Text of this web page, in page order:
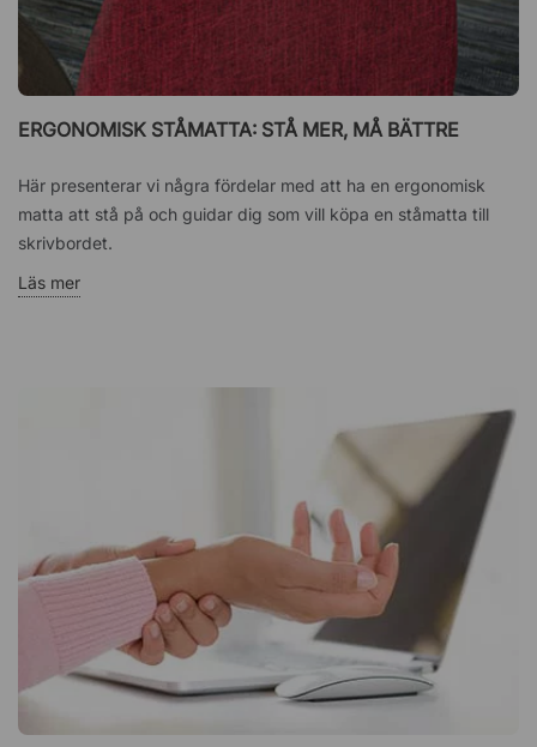
ERGONOMISK STÅMATTA: STÅ MER, MÅ BÄTTRE
Här presenterar vi några fördelar med att ha en ergonomisk
matta att stå på och guidar dig som vill köpa en ståmatta till
skrivbordet.
Läs mer